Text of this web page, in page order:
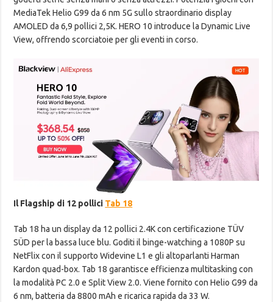
MediaTek Helio G99 da 6 nm 5G sullo straordinario display
AMOLED da 6,9 pollici 2,5K. HERO 10 introduce la Dynamic Live
View, offrendo scorciatoie per gli eventi in corso.
Il Flagship di 12 pollici Tab 18
Tab 18 ha un display da 12 pollici 2.4K con certificazione TÜV
SÜD per la bassa luce blu. Goditi il ​​binge-watching a 1080P su
NetFlix con il supporto Widevine L1 e gli altoparlanti Harman
Kardon quad-box. Tab 18 garantisce efficienza multitasking con
la modalità PC 2.0 e Split View 2.0. Viene fornito con Helio G99 da
6 nm, batteria da 8800 mAh e ricarica rapida da 33 W.